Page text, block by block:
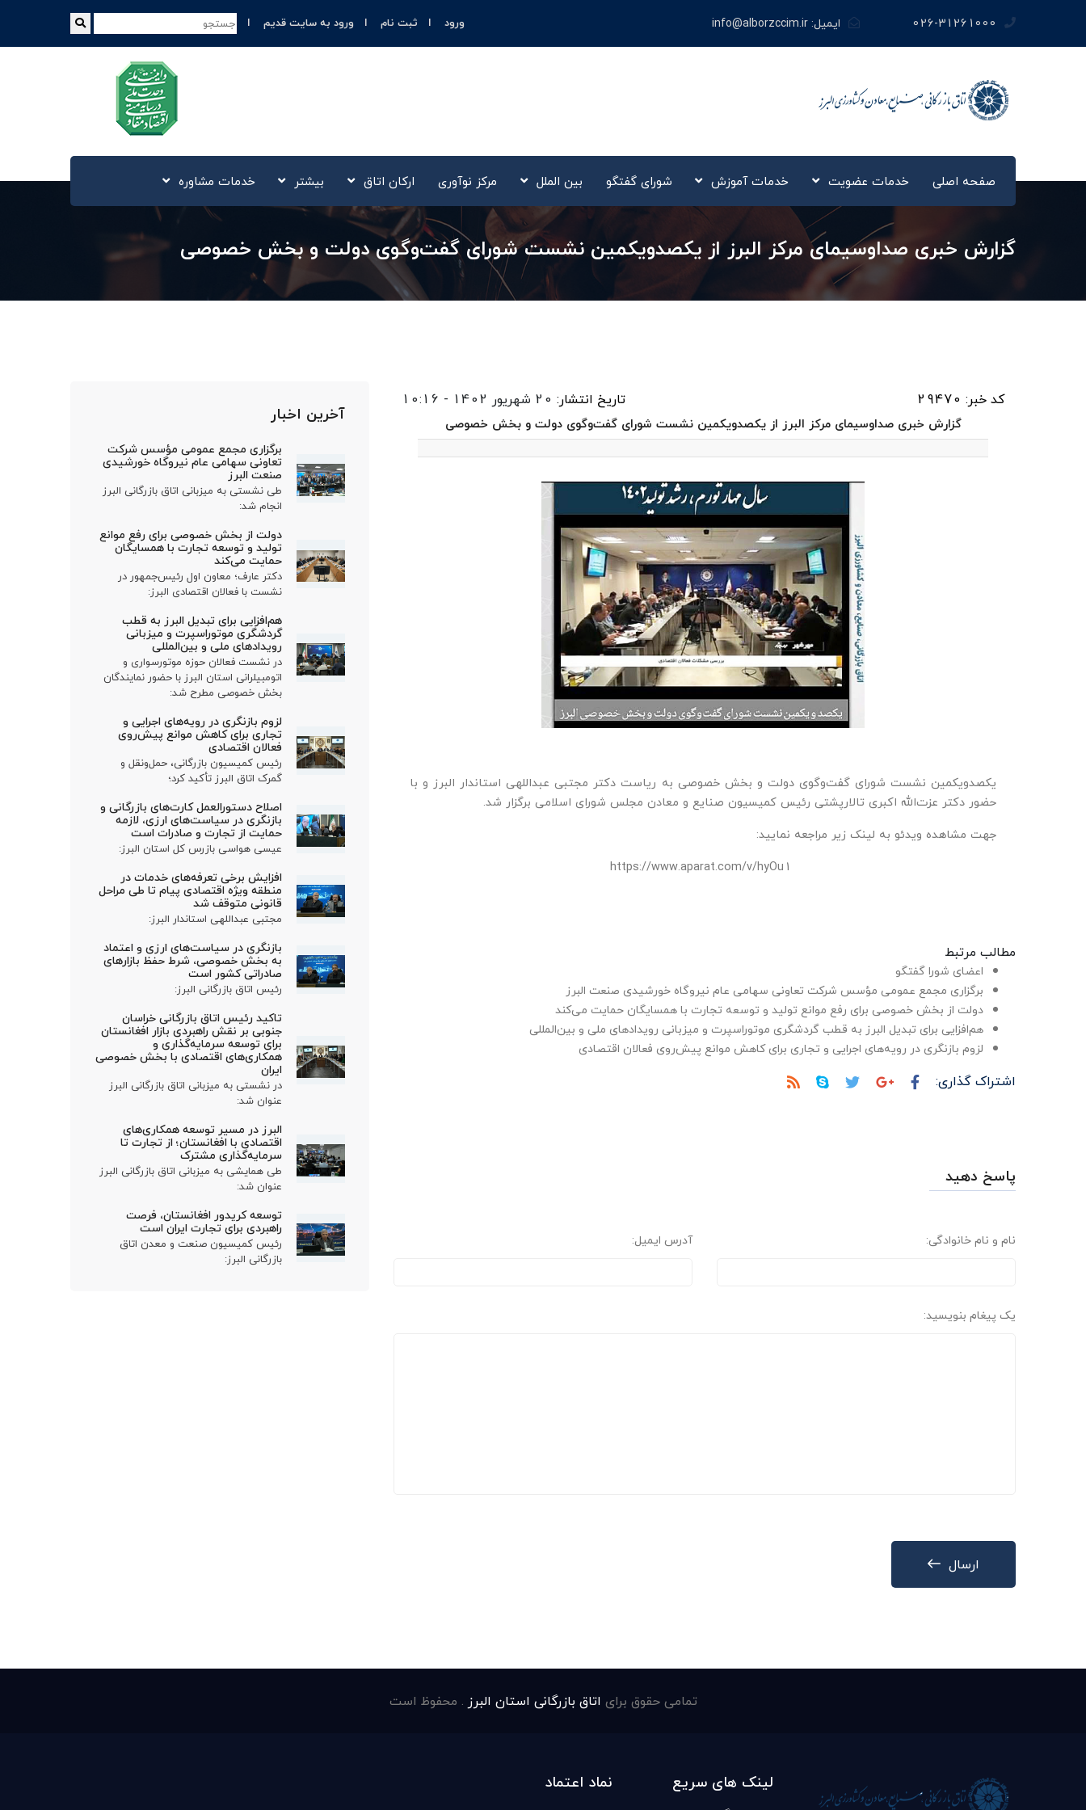
026-31261000 ایمیل:info@alborzccim.ir ورود ثبت نام ورود به سایت قدیم
صفحه اصلی خدمات عضویت خدمات آموزش شورای گفتگو بین الملل مرکز نوآوری‌ ارکان اتاق بیشتر خدمات مشاوره
گزارش خبری صداوسیمای مرکز البرز از یکصدویکمین نشست شورای گفت‌وگوی دولت و بخش خصوصی
کد خبر: 29470 تاریخ انتشار: 20 شهریور 1402 - 10:16
گزارش خبری صداوسیمای مرکز البرز از یکصدویکمین نشست شورای گفت‌وگوی دولت و بخش خصوصی
یکصدویکمین نشست شورای گفت‌وگوی دولت و بخش خصوصی به ریاست دکتر مجتبی عبداللهی استاندار البرز و با
حضور دکتر عزت‌الله اکبری تالار‌پشتی رئیس کمیسیون صنایع و معادن مجلس شورای اسلامی برگزار شد.
جهت مشاهده ویدئو به لینک زیر مراجعه نمایید:
https://www.aparat.com/v/hyOu1
مطالب مرتبط
اعضای شورا گفتگو
برگزاری مجمع عمومی مؤسس شرکت تعاونی سهامی عام نیروگاه خورشیدی صنعت البرز
دولت از بخش خصوصی برای رفع موانع تولید و توسعه تجارت با همسایگان حمایت می‌کند
هم‌افزایی برای تبدیل البرز به قطب گردشگری موتوراسپرت و میزبانی رویدادهای ملی و بین‌المللی
لزوم بازنگری در رویه‌های اجرایی و تجاری برای کاهش موانع پیش‌روی فعالان اقتصادی
اشتراک گذاری:
پاسخ دهید
نام و نام خانوادگی: آدرس ایمیل:
یک پیغام بنویسید:
ارسال
آخرین اخبار
برگزاری مجمع عمومی مؤسس شرکت
تعاونی سهامی عام نیروگاه خورشیدی
صنعت البرز
طی نشستی به میزبانی اتاق بازرگانی البرز
انجام شد:
دولت از بخش خصوصی برای رفع موانع
تولید و توسعه تجارت با همسایگان
حمایت می‌کند
دکتر عارف؛ معاون اول رئیس‌جمهور در
نشست با فعالان اقتصادی البرز:
هم‌افزایی برای تبدیل البرز به قطب
گردشگری موتوراسپرت و میزبانی
رویدادهای ملی و بین‌المللی
در نشست فعالان حوزه موتورسواری و
اتومبیلرانی استان البرز با حضور نمایندگان
بخش خصوصی مطرح شد:
لزوم بازنگری در رویه‌های اجرایی و
تجاری برای کاهش موانع پیش‌روی
فعالان اقتصادی
رئیس کمیسیون بازرگانی، حمل‌ونقل و
گمرک اتاق البرز تأکید کرد؛
اصلاح دستورالعمل کارت‌های بازرگانی و
بازنگری در سیاست‌های ارزی، لازمه
حمایت از تجارت و صادرات است
عیسی هواسی بازرس کل استان البرز:
افزایش برخی تعرفه‌های خدمات در
منطقه ویژه اقتصادی پیام تا طی مراحل
قانونی متوقف شد
مجتبی عبداللهی استاندار البرز:
بازنگری در سیاست‌های ارزی و اعتماد
به بخش خصوصی، شرط حفظ بازارهای
صادراتی کشور است
رئیس اتاق بازرگانی البرز:
تاکید رئیس اتاق بازرگانی خراسان
جنوبی بر نقش راهبردی بازار افغانستان
برای توسعه سرمایه‌گذاری و
همکاری‌های اقتصادی با بخش خصوصی
ایران
در نشستی به میزبانی اتاق بازرگانی البرز
عنوان شد:
البرز در مسیر توسعه همکاری‌های
اقتصادی با افغانستان؛ از تجارت تا
سرمایه‌گذاری مشترک
طی همایشی به میزبانی اتاق بازرگانی البرز
عنوان شد:
توسعه کریدور افغانستان، فرصت
راهبردی برای تجارت ایران است
رئیس کمیسیون صنعت و معدن اتاق
بازرگانی البرز:
تمامی حقوق برای اتاق بازرگانی استان البرز . محفوظ است
لینک های سریع نماد اعتماد